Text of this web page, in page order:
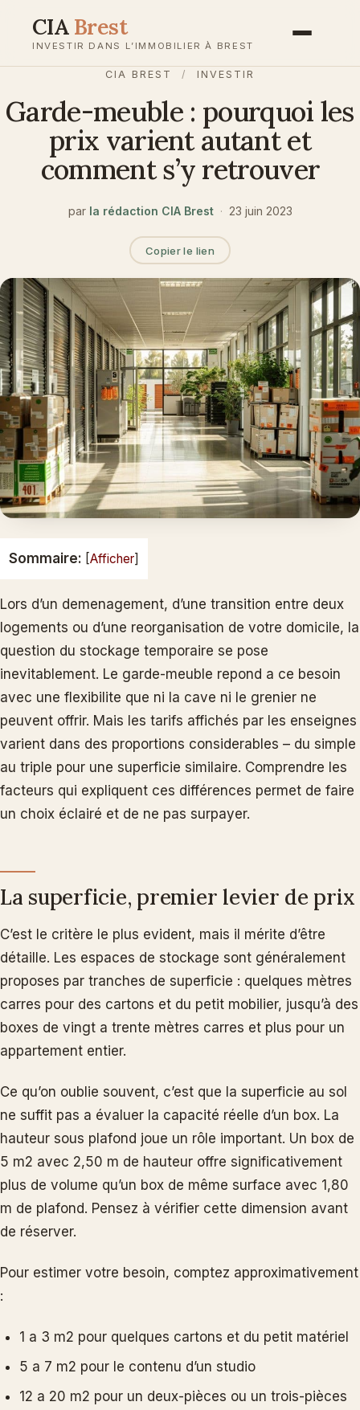
CIA Brest
INVESTIR DANS L’IMMOBILIER À BREST
CIA BREST / INVESTIR
Garde-meuble : pourquoi les
prix varient autant et
comment s’y retrouver
par la rédaction CIA Brest · 23 juin 2023
Copier le lien
Sommaire: [Afficher]
Lors d’un demenagement, d’une transition entre deux
logements ou d’une reorganisation de votre domicile, la
question du stockage temporaire se pose
inevitablement. Le garde-meuble repond a ce besoin
avec une flexibilite que ni la cave ni le grenier ne
peuvent offrir. Mais les tarifs affichés par les enseignes
varient dans des proportions considerables – du simple
au triple pour une superficie similaire. Comprendre les
facteurs qui expliquent ces différences permet de faire
un choix éclairé et de ne pas surpayer.
La superficie, premier levier de prix
C’est le critère le plus evident, mais il mérite d’être
détaille. Les espaces de stockage sont généralement
proposes par tranches de superficie : quelques mètres
carres pour des cartons et du petit mobilier, jusqu’à des
boxes de vingt a trente mètres carres et plus pour un
appartement entier.
Ce qu’on oublie souvent, c’est que la superficie au sol
ne suffit pas a évaluer la capacité réelle d’un box. La
hauteur sous plafond joue un rôle important. Un box de
5 m2 avec 2,50 m de hauteur offre significativement
plus de volume qu’un box de même surface avec 1,80
m de plafond. Pensez à vérifier cette dimension avant
de réserver.
Pour estimer votre besoin, comptez approximativement
:
1 a 3 m2 pour quelques cartons et du petit matériel
5 a 7 m2 pour le contenu d’un studio
12 a 20 m2 pour un deux-pièces ou un trois-pièces